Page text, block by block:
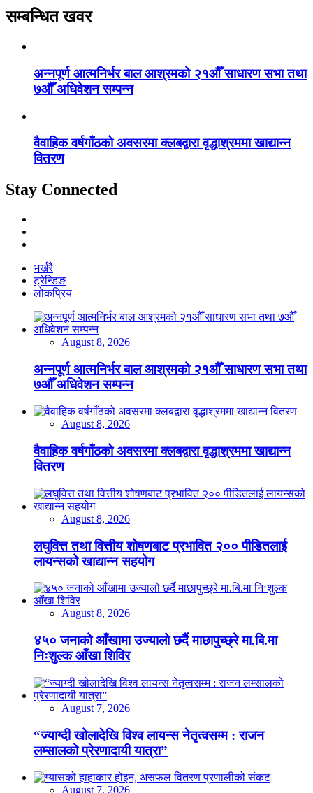
सम्बन्धित खवर
अन्नपूर्ण आत्मनिर्भर बाल आश्रमको २१औँ साधारण सभा तथा
७औँ अधिवेशन सम्पन्न
वैवाहिक वर्षगाँठको अवसरमा क्लबद्वारा वृद्धाश्रममा खाद्यान्न
वितरण
Stay Connected
भर्खरै
ट्रेन्डिङ
लोकप्रिय
August 8, 2026
अन्नपूर्ण आत्मनिर्भर बाल आश्रमको २१औँ साधारण सभा तथा
७औँ अधिवेशन सम्पन्न
August 8, 2026
वैवाहिक वर्षगाँठको अवसरमा क्लबद्वारा वृद्धाश्रममा खाद्यान्न
वितरण
August 8, 2026
लघुवित्त तथा वित्तीय शोषणबाट प्रभावित २०० पीडितलाई
लायन्सको खाद्यान्न सहयोग
August 8, 2026
४५० जनाको आँखामा उज्यालो छर्दै माछापुच्छ्रे मा.बि.मा
निःशुल्क आँखा शिविर
August 7, 2026
“ज्याग्दी खोलादेखि विश्व लायन्स नेतृत्वसम्म : राजन
लम्सालको प्रेरणादायी यात्रा”
August 7, 2026